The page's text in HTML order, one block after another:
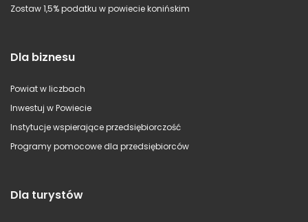
Zostaw 1,5% podatku w powiecie konińskim
Dla biznesu
Powiat w liczbach
Inwestuj w Powiecie
Instytucje wspierające przedsiębiorczość
Programy pomocowe dla przedsiębiorców
Dla turystów